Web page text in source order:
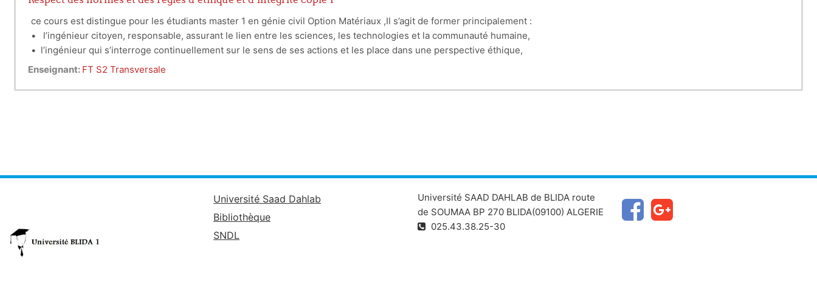
ce cours est distingue pour les étudiants master 1 en génie civil Option Matériaux ,Il s’agit de former principalement :
• l’ingénieur citoyen, responsable, assurant le lien entre les sciences, les technologies et la communauté humaine,
• l’ingénieur qui s’interroge continuellement sur le sens de ses actions et les place dans une perspective éthique,
• l’ingénieur dont les valeurs auront pour référent non pas une simple logique de profit et de rentabilité mais l’homme lui-même …
Enseignant: FT S2 Transversale
Université Saad Dahlab
Bibliothèque
SNDL
Université SAAD DAHLAB de BLIDA route
de SOUMAA BP 270 BLIDA(09100) ALGERIE
025.43.38.25-30